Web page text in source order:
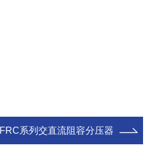
FRC系列交直流阻容分压器